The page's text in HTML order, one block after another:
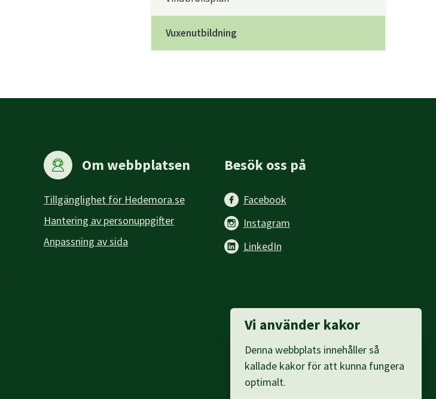
Vuxenutbildning
Om webbplatsen
Tillgänglighet för Hedemora.se
Hantering av personuppgifter
Anpassning av sida
Besök oss på
Facebook
Instagram
LinkedIn
Vi använder kakor
Denna webbplats innehåller så
kallade kakor för att kunna fungera
optimalt.